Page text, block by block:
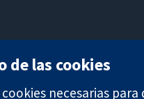
Londres
de las cookies
necesarias